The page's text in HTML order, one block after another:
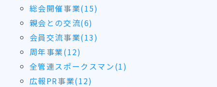
総会開催事業(15)
親会との交流(6)
会員交流事業(13)
周年事業(12)
全管連スポークスマン(1)
広報PR事業(12)